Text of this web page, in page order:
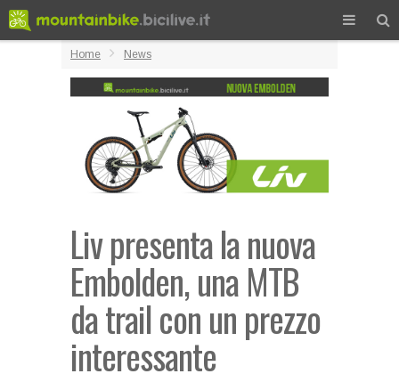
Home News
Liv presenta la nuova
Embolden, una MTB
da trail con un prezzo
interessante